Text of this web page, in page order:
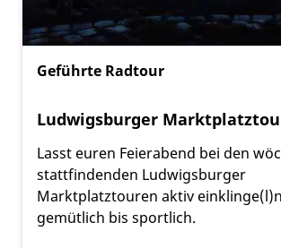
Geführte Radtour
Ludwigsburger
Lasst euren Feierabend bei den
stattfindenden Ludwigsburger
Marktplatztouren aktiv
gemütlich bis sportlich.